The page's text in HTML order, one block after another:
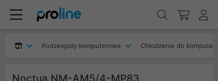
Podzespoły komputerowe Chłodzenie do
Noctua NM-AM5/4-MP83